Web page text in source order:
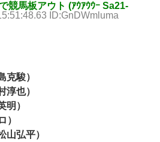
競馬板アウト (ｱｳｱｳｳｰ Sa21-
ID:GnDWmluma
克駿）
淳也）
明）
）
山弘平）